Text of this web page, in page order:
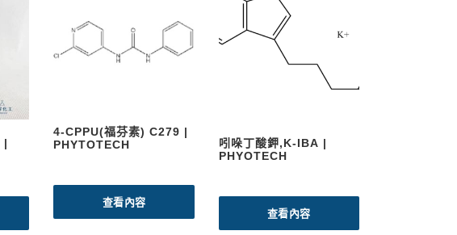
4-CPPU(福芬素) C279 |
PHYTOTECH
查看內容
吲哚丁酸鉀,K-IBA |
PHYOTECH
查看內容